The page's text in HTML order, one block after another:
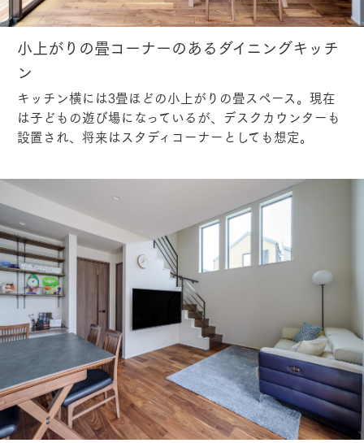
小上がりの畳コーナーのあるダイニングキッチ
ン
キッチン横には3畳ほどの小上がりの畳スペース。現在
は子どもの遊び場になっているが、デスクカウンターも
設置され、将来はスタディコーナーとしても想定。